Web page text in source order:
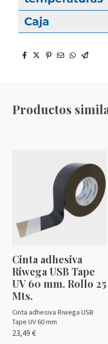
Productos
Cinta adhesiva
Riwega USB Tape
UV 60 mm. Rollo 25
Mts.
Cinta adhesiva Riwega USB
Tape UV 60 mm
23,49 €